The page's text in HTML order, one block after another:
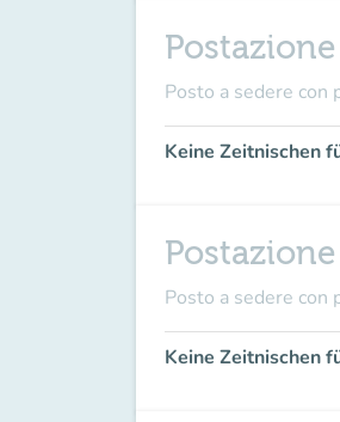
Posto a sedere con
Keine Zeitnischen
Posto a sedere con
Keine Zeitnischen